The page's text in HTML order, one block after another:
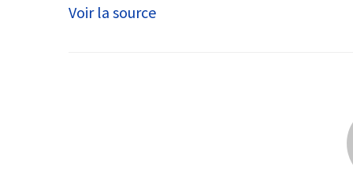
Voir la source